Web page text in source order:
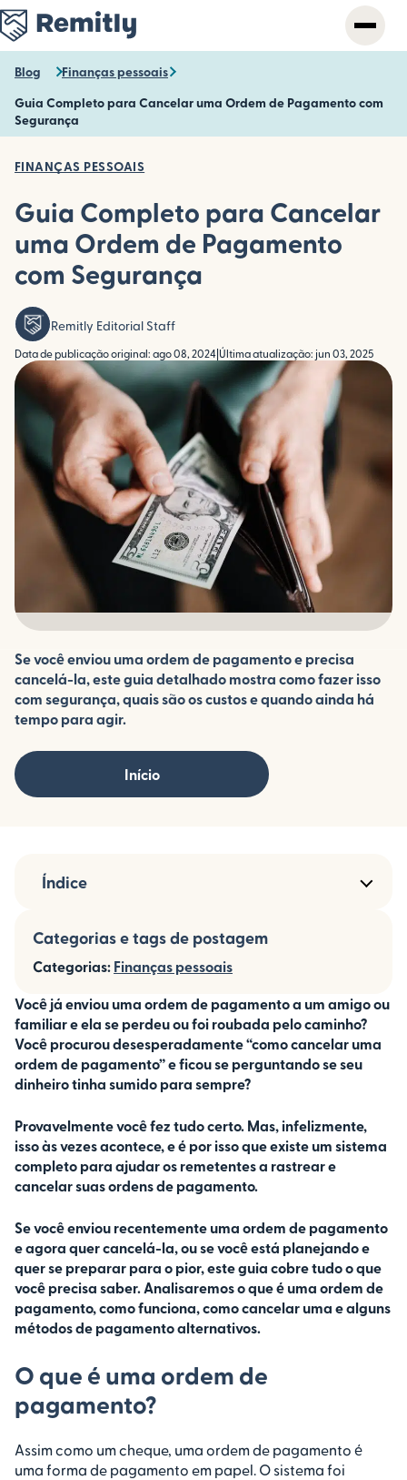
Skip
to
main
content
Blog Finanças pessoais
Guia Completo para Cancelar uma Ordem de Pagamento com
Segurança
FINANÇAS PESSOAIS
Guia Completo para Cancelar
uma Ordem de Pagamento
com Segurança
Remitly Editorial Staff
Data de publicação original: ago 08, 2024 Última atualização: jun 03, 2025
Se você enviou uma ordem de pagamento e precisa
cancelá-la, este guia detalhado mostra como fazer isso
com segurança, quais são os custos e quando ainda há
tempo para agir.
Início
Você já enviou uma ordem de pagamento a um amigo ou
familiar e ela se perdeu ou foi roubada pelo caminho?
Você procurou desesperadamente “como cancelar uma
ordem de pagamento” e ficou se perguntando se seu
dinheiro tinha sumido para sempre?
Provavelmente você fez tudo certo. Mas, infelizmente,
isso às vezes acontece, e é por isso que existe um sistema
completo para ajudar os remetentes a rastrear e
cancelar suas ordens de pagamento.
Se você enviou recentemente uma ordem de pagamento
e agora quer cancelá-la, ou se você está planejando e
quer se preparar para o pior, este guia cobre tudo o que
você precisa saber. Analisaremos o que é uma ordem de
pagamento, como funciona, como cancelar uma e alguns
métodos de pagamento alternativos.
O que é uma ordem de
pagamento?
Assim como um cheque, uma ordem de pagamento é
uma forma de pagamento em papel. O sistema foi
Índice
Categorias e tags de postagem
Categorias: Finanças pessoais